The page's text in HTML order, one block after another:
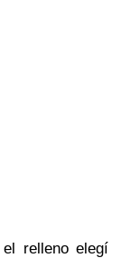
relleno elegí